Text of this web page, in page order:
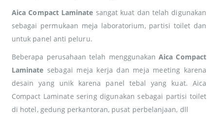
Aica Compact Laminate sangat kuat dan telah digunakan
sebagai permukaan meja laboratorium, partisi toilet dan
untuk panel anti peluru.
Beberapa perusahaan telah menggunakanAica Compact
Laminate sebagai meja kerja dan meja meeting karena
desain yang unik karena panel tebal yang kuat. Aica
Compact Laminate sering digunakan sebagai partisi toilet
di hotel, gedung perkantoran, pusat perbelanjaan, dll